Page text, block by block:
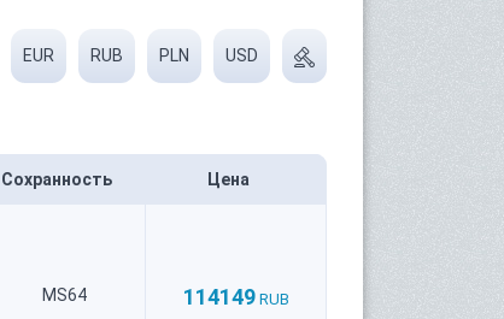
EUR RUB PLN USD
Сохранность Цена
MS64 114149 RUB